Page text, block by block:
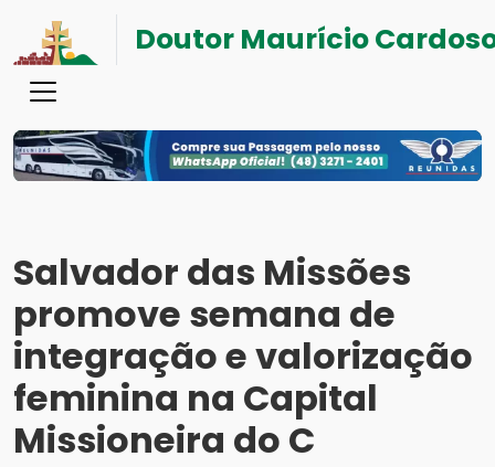
Doutor Maurício
Salvador das Missões
promove semana de
integração e valorização
feminina na Capital
Missioneira do C